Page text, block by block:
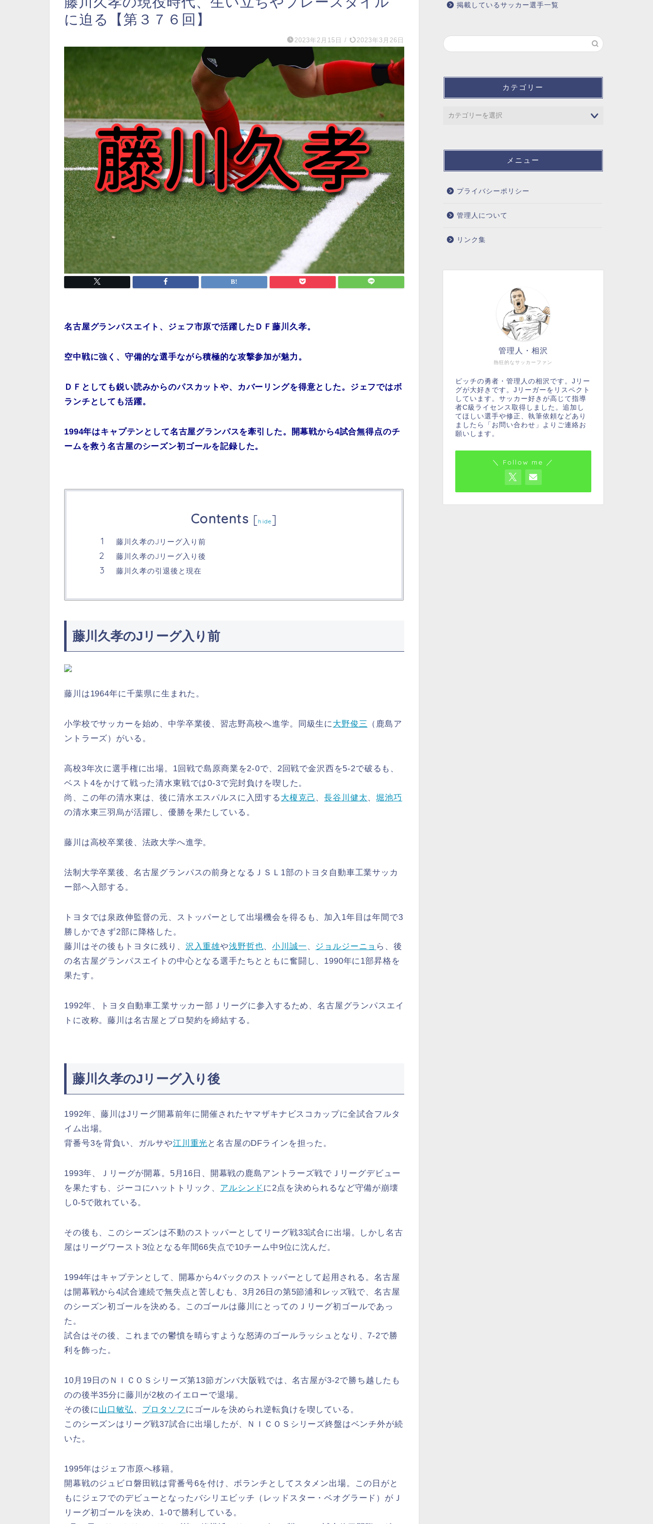
に迫る【第３７６回】
2023年2月15日 / 2023年3月26日
名古屋グランパスエイト、ジェフ市原で活躍したＤＦ藤川久孝。
空中戦に強く、守備的な選手ながら積極的な攻撃参加が魅力。
ＤＦとしても鋭い読みからのパスカットや、カバーリングを得意とした。ジェフではボ
ランチとしても活躍。
1994年はキャプテンとして名古屋グランパスを牽引した。開幕戦から4試合無得点のチ
ームを救う名古屋のシーズン初ゴールを記録した。
Contents [hide]
藤川久孝のJリーグ入り前
藤川久孝のJリーグ入り後
藤川久孝の引退後と現在
藤川久孝のJリーグ入り前
藤川は1964年に千葉県に生まれた。
小学校でサッカーを始め、中学卒業後、習志野高校へ進学。同級生に 大野俊三 （鹿島ア
ントラーズ）がいる。
高校3年次に選手権に出場。1回戦で島原商業を2-0で、2回戦で金沢西を5-2で破るも、
ベスト4をかけて戦った清水東戦では0-3で完封負けを喫した。
尚、この年の清水東は、後に清水エスパルスに入団する 大榎克己 、長谷川健太、堀池巧
の清水東三羽烏が活躍し、優勝を果たしている。
藤川は高校卒業後、法政大学へ進学。
法制大学卒業後、名古屋グランパスの前身となるＪＳＬ1部のトヨタ自動車工業サッカ
ー部へ入部する。
トヨタでは泉政伸監督の元、ストッパーとして出場機会を得るも、加入1年目は年間で3
勝しかできず2部に降格した。
藤川はその後もトヨタに残り、 沢入重雄や浅野哲也、小川誠一 、 ジョルジーニョ ら、後
の名古屋グランパスエイトの中心となる選手たちとともに奮闘し、1990年に1部昇格を
果たす。
1992年、トヨタ自動車工業サッカー部Ｊリーグに参入するため、名古屋グランパスエイ
トに改称。藤川は名古屋とプロ契約を締結する。
藤川久孝のJリーグ入り後
1992年、藤川はJリーグ開幕前年に開催されたヤマザキナビスコカップに全試合フルタ
イム出場。
背番号3を背負い、ガルサや江川重光 と名古屋のDFラインを担った。
1993年、Ｊリーグが開幕。5月16日、開幕戦の鹿島アントラーズ戦でＪリーグデビュー
を果たすも、ジーコにハットトリック、 アルシンド に2点を決められるなど守備が崩壊
し0-5で敗れている。
その後も、このシーズンは不動のストッパーとしてリーグ戦33試合に出場。しかし名古
屋はリーグワースト3位となる年間66失点で10チーム中9位に沈んだ。
1994年はキャプテンとして、開幕から4バックのストッパーとして起用される。名古屋
は開幕戦から4試合連続で無失点と苦しむも、3月26日の第5節浦和レッズ戦で、名古屋
のシーズン初ゴールを決める。このゴールは藤川にとってのＪリーグ初ゴールであっ
た。
試合はその後、これまでの鬱憤を晴らすような怒涛のゴールラッシュとなり、7-2で勝
利を飾った。
10月19日のＮＩＣＯＳシリーズ第13節ガンバ大阪戦では、名古屋が3-2で勝ち越したも
のの後半35分に藤川が2枚のイエローで退場。
その後に山口敏弘 、 プロタソフ にゴールを決められ逆転負けを喫している。
このシーズンはリーグ戦37試合に出場したが、ＮＩＣＯＳシリーズ終盤はベンチ外が続
いた。
1995年はジェフ市原へ移籍。
開幕戦のジュビロ磐田戦は背番号6を付け、ボランチとしてスタメン出場。この日がと
もにジェフでのデビューとなったバシリエビッチ（レッドスター・ベオグラード）がＪ
リーグ初ゴールを決め、1-0で勝利している。
掲載しているサッカー選手一覧
カテゴリー
メニュー
プライバシーポリシー
管理人について
リンク集
熱狂的なサッカーファン
管理人・相沢
ピッチの勇者・管理人の相沢です。Jリー
グが大好きです。Jリーガーをリスペクト
しています。サッカー好きが高じて指導
者C級ライセンス取得しました。追加し
てほしい選手や修正、執筆依頼などあり
ましたら「お問い合わせ」よりご連絡お
願いします。
＼ Follow me ／